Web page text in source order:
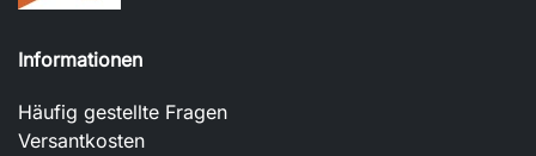
Informationen
Häufig gestellte Fragen
Versantkosten